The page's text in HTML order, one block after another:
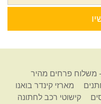
משלוח פרחים מהיר
מארזי קינדר בואנו
קישוטי רכב לחתונה